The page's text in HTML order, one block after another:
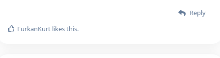
Reply
FurkanKurt likes this.